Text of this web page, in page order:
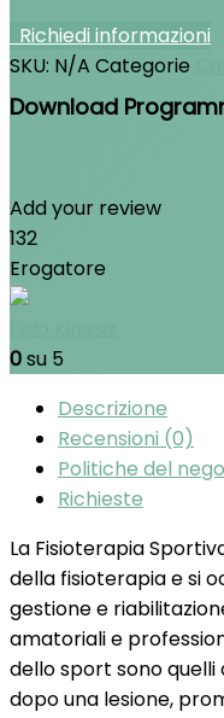
Richiedi informazioni
SKU: N/A Categorie
Download
Add your review
132
Erogatore
0su 5
Descrizione
Recensioni (0)
Politiche del
Richieste
La Fisioterapia
della fisioterapia e si
gestione e
amatoriali e
dello sport sono
dopo una lesione,